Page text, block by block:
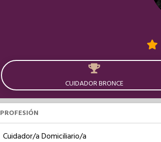
CUIDADOR BRONCE
PROFESIÓN
Cuidador/a Domiciliario/a